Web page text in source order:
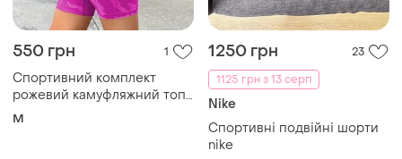
550 грн 1
Спортивний комплект
рожевий камуфляжний топ і
шорти з високою талією
M
1250 грн
23
1125 грн з 13 серп
Nike
Спортивні подвійні шорти
nike